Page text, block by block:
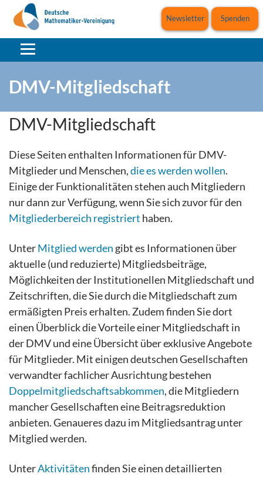
Spenden
Newsletter
DMV-Mitgliedschaft
DMV-Mitgliedschaft
Diese Seiten enthalten Informationen für DMV-
Mitglieder und Menschen,die es werden wollen.
Einige der Funktionalitäten stehen auch Mitgliedern
nur dann zur Verfügung, wenn Sie sich zuvor für den
Mitgliederbereich registriert haben.
UnterMitglied werden gibt es Informationen über
aktuelle (und reduzierte) Mitgliedsbeiträge,
Möglichkeiten der Institutionellen Mitgliedschaft und
Zeitschriften, die Sie durch die Mitgliedschaft zum
ermäßigten Preis erhalten. Zudem finden Sie dort
einen Überblick die Vorteile einer Mitgliedschaft in
der DMV und eine Übersicht über exklusive Angebote
für Mitglieder. Mit einigen deutschen Gesellschaften
verwandter fachlicher Ausrichtung bestehen
Doppelmitgliedschaftsabkommen, die Mitgliedern
mancher Gesellschaften eine Beitragsreduktion
anbieten. Genaueres dazu im Mitgliedsantrag unter
Mitglied werden.
UnterAktivitätenfinden Sie einen detaillierten